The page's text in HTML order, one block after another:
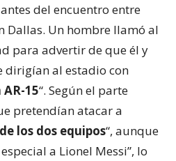
del encuentro entre
Dallas. Un hombre llamó al
para advertir de que él y
dirigían al estadio con
15“. Según el parte
pretendían atacar a
los dos equipos“, aunque
a Lionel Messi”, lo